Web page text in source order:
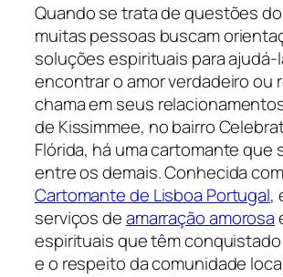
Quando se trata de questões
muitas pessoas buscam
soluções espirituais para ajudá-
encontrar o amor verdadeiro ou
chama em seus
de Kissimmee, no bairro
Flórida, há uma cartomante que
entre os demais. Conhecida
Cartomante de Lisboa Portugal,
serviços deamarração amorosa
espirituais que têm
e o respeito da comunidade